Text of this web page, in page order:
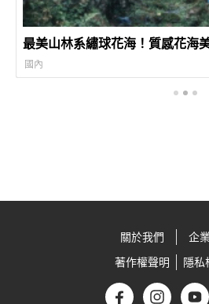
最美山林系繡球花海！質感花海
國內
關於我們
企
著作權聲明
隱私